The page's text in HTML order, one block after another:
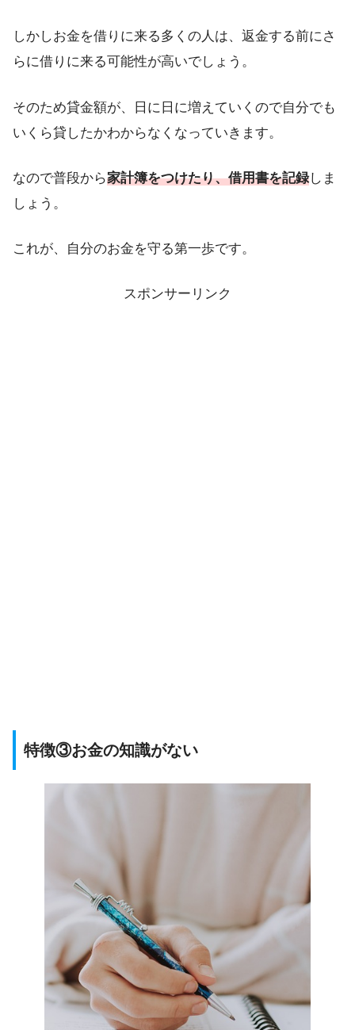
しかしお金を借りに来る多くの人は、返金する前にさ
らに借りに来る可能性が高いでしょう。
そのため貸金額が、日に日に増えていくので自分でも
いくら貸したかわからなくなっていきます。
なので普段から家計簿をつけたり、借用書を記録しま
しょう。
これが、自分のお金を守る第一歩です。
スポンサーリンク
特徴③お金の知識がない